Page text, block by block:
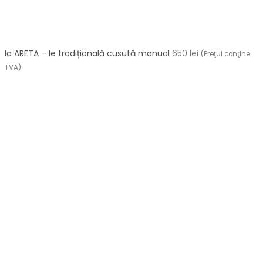
Ia ARETA – Ie tradițională cusută manual 650 lei (Preţul conţine
TVA)